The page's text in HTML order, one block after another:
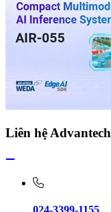
Liên hệ Advantech
024-3399-1155